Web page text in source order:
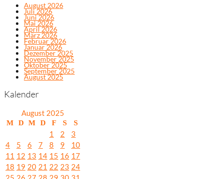
August 2026
Juli 2026
Juni 2026
Mai 2026
April 2026
März 2026
Februar 2026
Januar 2026
Dezember 2025
November 2025
Oktober 2025
September 2025
August 2025
Kalender
August 2025
M D M D F S S
1 2
3
4
5 6 7 8 9
10
11 12 13 14 15 16 17
18 19 20 21 22 23 24